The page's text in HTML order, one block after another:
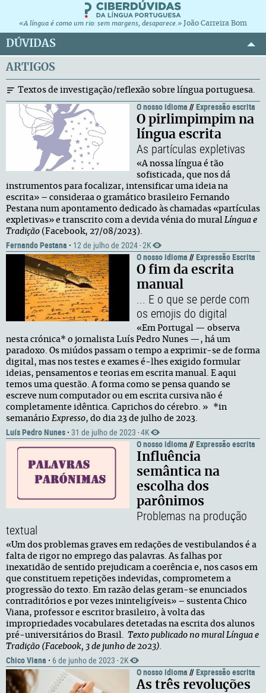
«A língua é como um rio: sem margens, desaparece.» João Carreira Bom
DÚVIDAS
ARTIGOS
Textos de investigação/reflexão sobre língua portuguesa.
O nosso idioma //Expressão escrita
O pirlimpimpim na
língua escrita
As partículas expletivas
«A nossa língua é tão
sofisticada, que nos dá
instrumentos para focalizar, intensificar uma ideia na
escrita» – consideraa o gramático brasileiro Fernando
Pestana num apontamento dedicado às chamadas «partículas
expletivas» e transcrito com a devida vénia do mural Língua e
Tradição (Facebook, 27/08/2023).
Fernando Pestana · 12 de julho de 2024 · 2K
O nosso idioma //Expressão Escrita
O fim da escrita
manual
... E o que se perde com
os emojis do digital
«Em Portugal — observa
nesta crónica* o jornalista Luís Pedro Nunes —, há um
paradoxo. Os miúdos passam o tempo a exprimir-se de forma
digital, mas nos testes e exames é-lhes exigido formular
ideias, pensamentos e teorias em escrita manual. E aqui
temos uma questão. A forma como se pensa quando se
escreve num computador ou em escrita cursiva não é
completamente idêntica. Caprichos do cérebro. » *in
semanário Expresso, do dia 23 de julho de 2023.
Luís Pedro Nunes · 31 de julho de 2023 · 4K
O nosso idioma //Expressão escrita
Influência
semântica na
escolha dos
parônimos
Problemas na produção
textual
«Um dos problemas graves em redações de vestibulandos é a
falta de rigor no emprego das palavras. As falhas por
inexatidão de sentido prejudicam a coerência e, nos casos em
que constituem repetições indevidas, comprometem a
progressão do texto. Em razão delas geram-se enunciados
contraditórios e por vezes ininteligíveis» – sustenta Chico
Viana, professor e escritor brasileiro, à volta das
impropriedades vocabulares detetadas na escrita dos alunos
pré-universitários do Brasil. Texto publicado no mural Língua e
Tradição (Facebook, 3 de junho de 2023).
Chico Viana · 6 de junho de 2023 · 2K
O nosso idioma //Expressão escrita
As três revoluções